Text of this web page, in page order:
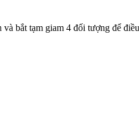
bắt tạm giam 4 đối tượng để